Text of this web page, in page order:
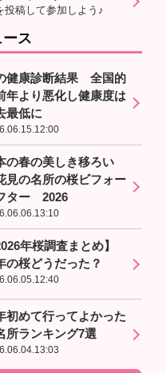
投稿して参加しよう♪
ス
健康診断結果 全国的
年より悪化し健康度は
最低に
の春の美しき移ろい
見の名所の桜ビフォー
ター 2026
年桜調査まとめ】
の桜どうだった？
初めて行ってよかった
所ランキング7選